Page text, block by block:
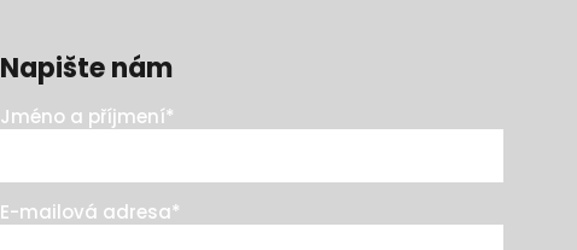
Napište nám
Jméno a příjmení*
E-mailová adresa*